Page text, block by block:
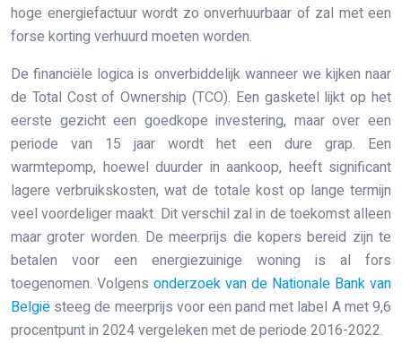
hoge energiefactuur wordt zo onverhuurbaar of zal met een
forse korting verhuurd moeten worden.
De financiële logica is onverbiddelijk wanneer we kijken naar
de Total Cost of Ownership (TCO). Een gasketel lijkt op het
eerste gezicht een goedkope investering, maar over een
periode van 15 jaar wordt het een dure grap. Een
warmtepomp, hoewel duurder in aankoop, heeft significant
lagere verbruikskosten, wat de totale kost op lange termijn
veel voordeliger maakt. Dit verschil zal in de toekomst alleen
maar groter worden. De meerprijs die kopers bereid zijn te
betalen voor een energiezuinige woning is al fors
toegenomen. Volgens onderzoek van de Nationale Bank van
België steeg de meerprijs voor een pand met label A met 9,6
procentpunt in 2024 vergeleken met de periode 2016-2022.